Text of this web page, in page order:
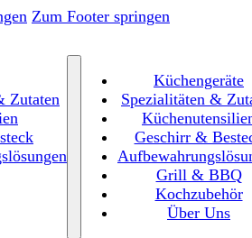
Zum Footer springen
Zutaten
Küchengeräte
Spezialitäten &
Geschirr &
Grill & BBQ
Kochzubehör
Über Uns